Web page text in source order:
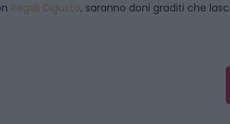
Regali Digusto, saranno doni graditi che